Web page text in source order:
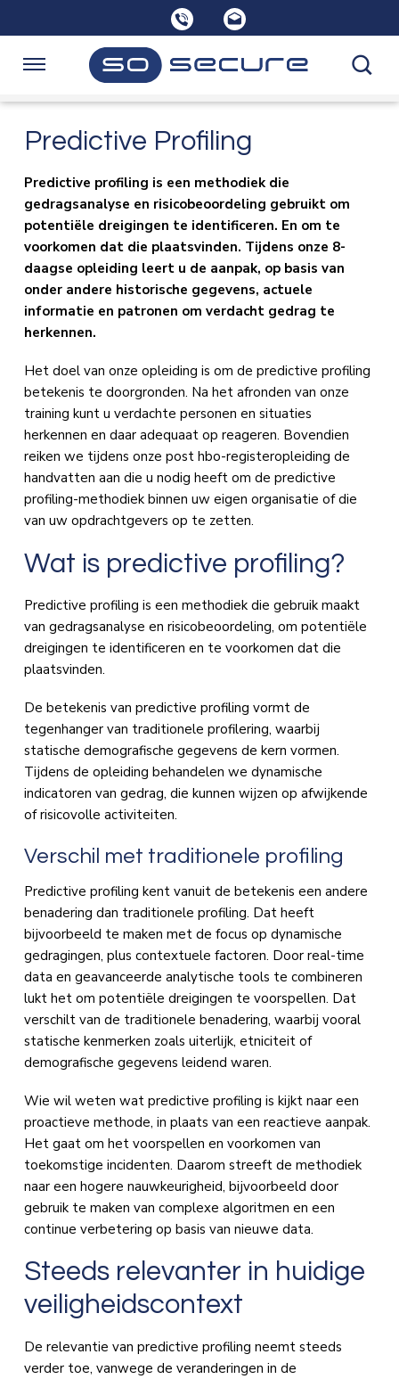
links
Spring
inhoud
naar
navigatie
Opleidingen
Consultancy
Over SoSecure
Kennisbank
Navigatie
Predictive Profiling
Predictive profiling is een methodiek die
gedragsanalyse en risicobeoordeling gebruikt om
potentiële dreigingen te identificeren. En om te
voorkomen dat die plaatsvinden. Tijdens onze 8-
daagse opleiding leert u de aanpak, op basis van
onder andere historische gegevens, actuele
informatie en patronen om verdacht gedrag te
herkennen.
Het doel van onze opleiding is om de predictive profiling
betekenis te doorgronden. Na het afronden van onze
training kunt u verdachte personen en situaties
herkennen en daar adequaat op reageren. Bovendien
reiken we tijdens onze post hbo-registeropleiding de
handvatten aan die u nodig heeft om de predictive
profiling-methodiek binnen uw eigen organisatie of die
van uw opdrachtgevers op te zetten.
Wat is predictive profiling?
Predictive profiling is een methodiek die gebruik maakt
van gedragsanalyse en risicobeoordeling, om potentiële
dreigingen te identificeren en te voorkomen dat die
plaatsvinden.
De betekenis van predictive profiling vormt de
tegenhanger van traditionele profilering, waarbij
statische demografische gegevens de kern vormen.
Tijdens de opleiding behandelen we dynamische
indicatoren van gedrag, die kunnen wijzen op afwijkende
of risicovolle activiteiten.
Verschil met traditionele profiling
Predictive profiling kent vanuit de betekenis een andere
benadering dan traditionele profiling. Dat heeft
bijvoorbeeld te maken met de focus op dynamische
gedragingen, plus contextuele factoren. Door real-time
data en geavanceerde analytische tools te combineren
lukt het om potentiële dreigingen te voorspellen. Dat
verschilt van de traditionele benadering, waarbij vooral
statische kenmerken zoals uiterlijk, etniciteit of
demografische gegevens leidend waren.
Wie wil weten wat predictive profiling is kijkt naar een
proactieve methode, in plaats van een reactieve aanpak.
Het gaat om het voorspellen en voorkomen van
toekomstige incidenten. Daarom streeft de methodiek
naar een hogere nauwkeurigheid, bijvoorbeeld door
gebruik te maken van complexe algoritmen en een
continue verbetering op basis van nieuwe data.
Steeds relevanter in huidige
veiligheidscontext
De relevantie van predictive profiling neemt steeds
verder toe, vanwege de veranderingen in de